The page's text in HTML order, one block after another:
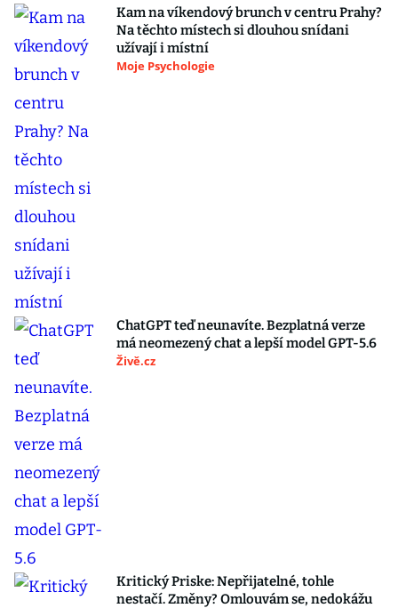
Kam na víkendový brunch v centru Prahy?
Na těchto místech si dlouhou snídani
užívají i místní
Moje Psychologie
ChatGPT teď neunavíte. Bezplatná verze
má neomezený chat a lepší model GPT-5.6
Živě.cz
Kritický Priske: Nepřijatelné, tohle
nestačí. Změny? Omlouvám se, nedokážu